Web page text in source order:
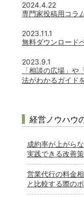
2024.4.22
専門家投稿用コラ
2023.11.1
無料ダウンロード
2023.9.1
「相談の広場」
法がわかるガイド
経営ノウハウ
成約率が上がら
実践できる改善
営業代行の料金
と比較する際の